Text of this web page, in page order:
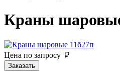
Краны
Цена по запросу ₽
Заказать